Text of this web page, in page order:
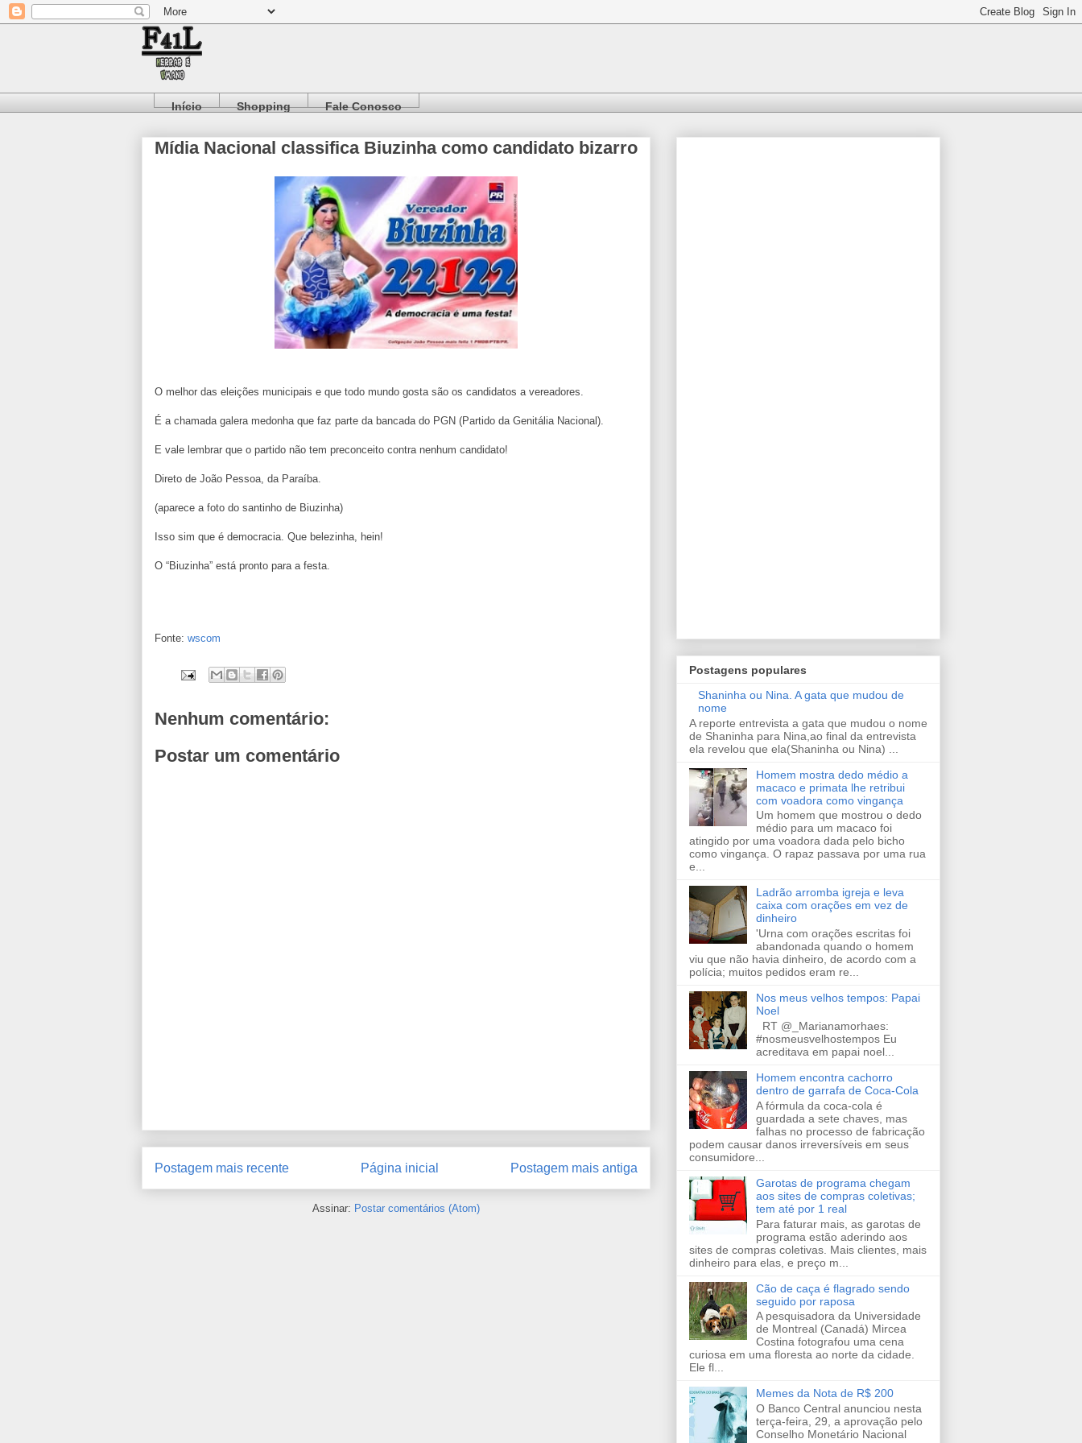
Início Shopping Fale Conosco
Mídia Nacional classifica Biuzinha como candidato bizarro
O melhor das eleições municipais e que todo mundo gosta são os candidatos a vereadores.
É a chamada galera medonha que faz parte da bancada do PGN (Partido da Genitália Nacional).
E vale lembrar que o partido não tem preconceito contra nenhum candidato!
Direto de João Pessoa, da Paraíba.
(aparece a foto do santinho de Biuzinha)
Isso sim que é democracia. Que belezinha, hein!
O “Biuzinha” está pronto para a festa.
Fonte: wscom
Nenhum comentário:
Postar um comentário
Postagem mais recente Postagem mais antiga
Página inicial
Assinar: Postar comentários (Atom)
Postagens populares
Shaninha ou Nina. A gata que mudou de
nome
A reporte entrevista a gata que mudou o nome
de Shaninha para Nina,ao final da entrevista
ela revelou que ela(Shaninha ou Nina) ...
Homem mostra dedo médio a
macaco e primata lhe retribui
com voadora como vingança
Um homem que mostrou o dedo
médio para um macaco foi
atingido por uma voadora dada pelo bicho
como vingança. O rapaz passava por uma rua
e...
Ladrão arromba igreja e leva
caixa com orações em vez de
dinheiro
'Urna com orações escritas foi
abandonada quando o homem
viu que não havia dinheiro, de acordo com a
polícia; muitos pedidos eram re...
Nos meus velhos tempos: Papai
Noel
RT @_Marianamorhaes:
#nosmeusvelhostempos Eu
acreditava em papai noel...
Homem encontra cachorro
dentro de garrafa de Coca-Cola
A fórmula da coca-cola é
guardada a sete chaves, mas
falhas no processo de fabricação
podem causar danos irreversíveis em seus
consumidore...
Garotas de programa chegam
aos sites de compras coletivas;
tem até por 1 real
Para faturar mais, as garotas de
programa estão aderindo aos
sites de compras coletivas. Mais clientes, mais
dinheiro para elas, e preço m...
Cão de caça é flagrado sendo
seguido por raposa
A pesquisadora da Universidade
de Montreal (Canadá) Mircea
Costina fotografou uma cena
curiosa em uma floresta ao norte da cidade.
Ele fl...
Memes da Nota de R$ 200
O Banco Central anunciou nesta
terça-feira, 29, a aprovação pelo
Conselho Monetário Nacional